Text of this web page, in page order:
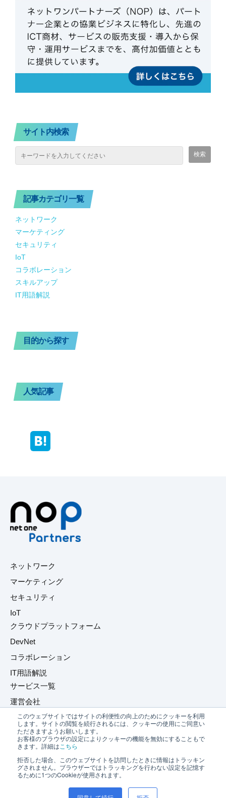
このウェブサイトではサイトの利便性の向上のためにクッキーを利用
します。サイトの閲覧を続行されるには、クッキーの使用にご同意い
ただきますようお願いします。
お客様のブラウザの設定によりクッキーの機能を無効にすることもで
きます。詳細は こちら
拒否した場合、このウェブサイトを訪問したときに情報はトラッキン
グされません。ブラウザーではトラッキングを行わない設定を記憶す
るために1つのCookieが使用されます。
サイト内検索
記事カテゴリ一覧
ネットワーク
マーケティング
セキュリティ
IoT
コラボレーション
スキルアップ
IT用語解説
目的から探す
人気記事
ネットワーク
マーケティング
セキュリティ
IoT
クラウドプラットフォーム
DevNet
コラボレーション
IT用語解説
サービス一覧
運営会社
プライバシーポリシー
お問い合わせ